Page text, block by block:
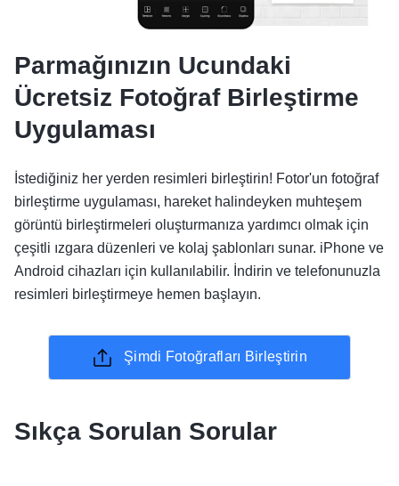
Parmağınızın Ucundaki
Ücretsiz Fotoğraf Birleştirme
Uygulaması
İstediğiniz her yerden resimleri birleştirin! Fotor'un fotoğraf
birleştirme uygulaması, hareket halindeyken muhteşem
görüntü birleştirmeleri oluşturmanıza yardımcı olmak için
çeşitli ızgara düzenleri ve kolaj şablonları sunar. iPhone ve
Android cihazları için kullanılabilir. İndirin ve telefonunuzla
resimleri birleştirmeye hemen başlayın.
Şimdi Fotoğrafları Birleştirin
Sıkça Sorulan Sorular